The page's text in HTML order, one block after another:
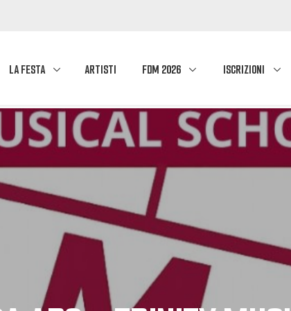
LA FESTA ARTISTI FDM 2026 ISCRIZIONI